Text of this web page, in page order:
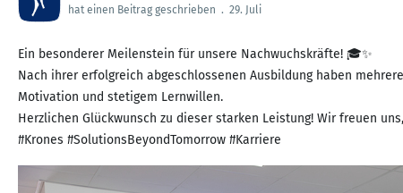
hat einen Beitrag geschrieben . 29. Juli
Ein besonderer Meilenstein für unsere Nachwuchskräfte! 🎓✨
Nach ihrer erfolgreich abgeschlossenen Ausbildung haben
Motivation und stetigem Lernwillen.
Herzlichen Glückwunsch zu dieser starken Leistung! Wir freuen
#Krones #SolutionsBeyondTomorrow #Karriere